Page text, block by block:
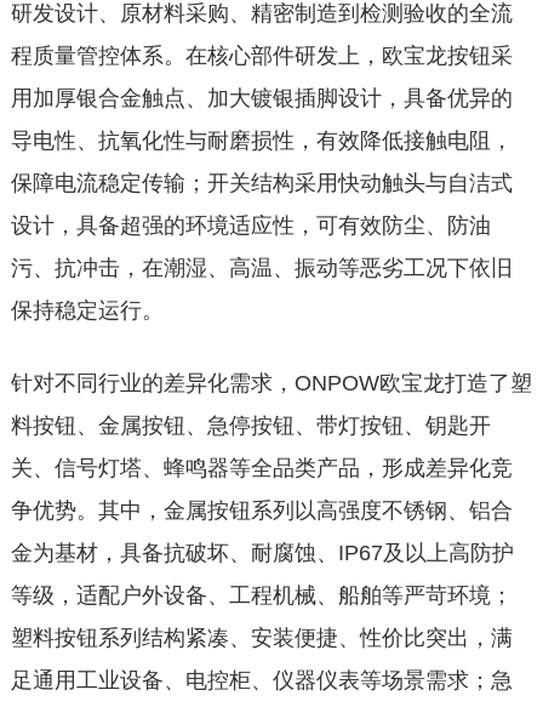
研发设计、原材料采购、精密制造到检测验收的全流
程质量管控体系。在核心部件研发上，欧宝龙按钮采
用加厚银合金触点、加大镀银插脚设计，具备优异的
导电性、抗氧化性与耐磨损性，有效降低接触电阻，
保障电流稳定传输；开关结构采用快动触头与自洁式
设计，具备超强的环境适应性，可有效防尘、防油
污、抗冲击，在潮湿、高温、振动等恶劣工况下依旧
保持稳定运行。
针对不同行业的差异化需求，ONPOW欧宝龙打造了塑
料按钮、金属按钮、急停按钮、带灯按钮、钥匙开
关、信号灯塔、蜂鸣器等全品类产品，形成差异化竞
争优势。其中，金属按钮系列以高强度不锈钢、铝合
金为基材，具备抗破坏、耐腐蚀、IP67及以上高防护
等级，适配户外设备、工程机械、船舶等严苛环境；
塑料按钮系列结构紧凑、安装便捷、性价比突出，满
足通用工业设备、电控柜、仪器仪表等场景需求；急